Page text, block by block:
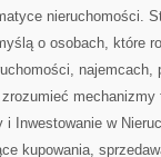
nieruchomości.
o osobach, które
najemcach,
mechanizmy
Inwestowanie w
kupowania,